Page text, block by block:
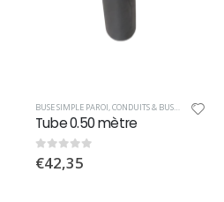
BUSE SIMPLE PAROI,CONDUITS & BUSES POÊLES
Tube 0.50 mètre
0sur 5
€42,35